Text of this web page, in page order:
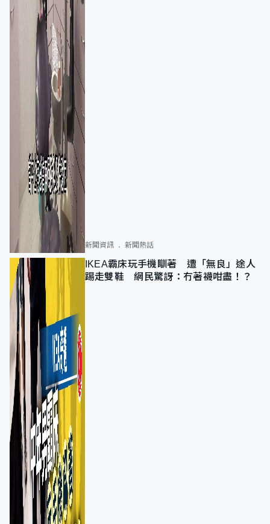
新聞資訊 新聞熱話
IKEA霸床玩手機瞓著 遭「無良」途人
踢走雙鞋 網民驚訝：冇著襪咁盡！？